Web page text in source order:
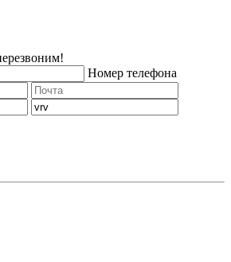
Номер телефона